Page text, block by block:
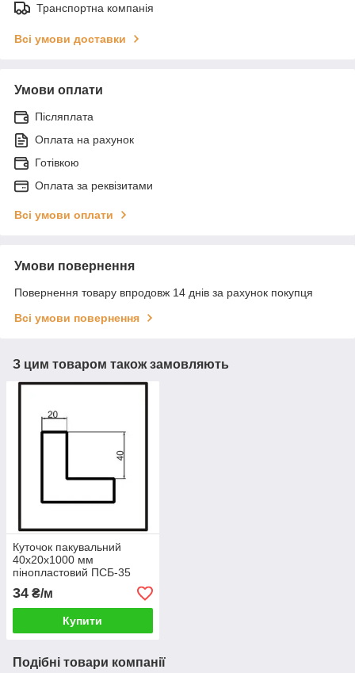
Транспортна компанія
Всі умови доставки
Умови оплати
Післяплата
Оплата на рахунок
Готівкою
Оплата за реквізитами
Всі умови оплати
Умови повернення
Повернення товару впродовж 14 днів за рахунок покупця
Всі умови повернення
З цим товаром також замовляють
Куточок пакувальний
40x20x1000 мм
пінопластовий ПСБ-35
34 ₴/м
Купити
Подібні товари компанії